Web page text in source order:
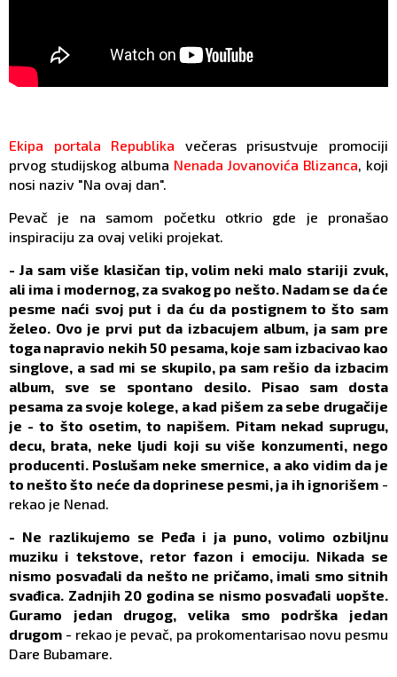
Ekipa portala Republika večeras prisustvuje promociji
prvog studijskog albuma Nenada Jovanovića Blizanca, koji
nosi naziv "Na ovaj dan".
Pevač je na samom početku otkrio gde je pronašao
inspiraciju za ovaj veliki projekat.
- Ja sam više klasičan tip, volim neki malo stariji zvuk,
ali ima i modernog, za svakog po nešto. Nadam se da će
pesme naći svoj put i da ću da postignem to što sam
želeo. Ovo je prvi put da izbacujem album, ja sam pre
toga napravio nekih 50 pesama, koje sam izbacivao kao
singlove, a sad mi se skupilo, pa sam rešio da izbacim
album, sve se spontano desilo. Pisao sam dosta
pesama za svoje kolege, a kad pišem za sebe drugačije
je - to što osetim, to napišem. Pitam nekad suprugu,
decu, brata, neke ljudi koji su više konzumenti, nego
producenti. Poslušam neke smernice, a ako vidim da je
to nešto što neće da doprinese pesmi, ja ih ignorišem-
rekao je Nenad.
- Ne razlikujemo se Peđa i ja puno, volimo ozbiljnu
muziku i tekstove, retor fazon i emociju. Nikada se
nismo posvađali da nešto ne pričamo, imali smo sitnih
svađica. Zadnjih 20 godina se nismo posvađali uopšte.
Guramo jedan drugog, velika smo podrška jedan
drugom - rekao je pevač, pa prokomentarisao novu pesmu
Dare Bubamare.